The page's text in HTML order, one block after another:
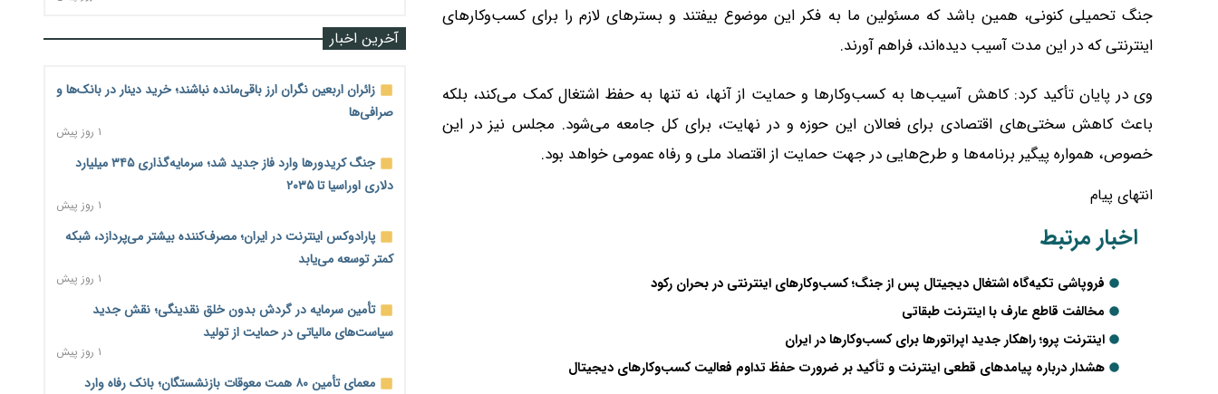
جنگ تحمیلی کنونی، همین باشد که مسئولین ما به فکر این موضوع بیفتند و بستر‌های لازم را برای کسب‌وکار‌های
اینترنتی که در این مدت آسیب دیده‌اند، فراهم آورند.
وی در پایان تأکید کرد: کاهش آسیب‌ها به کسب‌وکار‌ها و حمایت از آنها، نه تنها به حفظ اشتغال کمک می‌کند، بلکه
باعث کاهش سختی‌های اقتصادی برای فعالان این حوزه و در نهایت، برای کل جامعه می‌شود. مجلس نیز در این
خصوص، همواره پیگیر برنامه‌ها و طرح‌هایی در جهت حمایت از اقتصاد ملی و رفاه عمومی خواهد بود.
انتهای پیام
اخبار مرتبط
فروپاشی تکیه‌گاه اشتغال دیجیتال پس از جنگ؛ کسب‌وکارهای اینترنتی در بحران رکود
مخالفت قاطع عارف با اینترنت طبقاتی
اینترنت پرو؛ راهکار جدید اپراتورها برای کسب‌وکارها در ایران
هشدار درباره پیامدهای قطعی اینترنت و تأکید بر ضرورت حفظ تداوم فعالیت کسب‌وکارهای دیجیتال
آخرین اخبار
زائران اربعین نگران ارز باقی‌مانده نباشند؛ خرید دینار در بانک‌ها و
صرافی‌ها
۱ روز پیش
جنگ کریدورها وارد فاز جدید شد؛ سرمایه‌گذاری ۳۴۵ میلیارد
دلاری اوراسیا تا ۲۰۳۵
۱ روز پیش
پارادوکس اینترنت در ایران؛ مصرف‌کننده بیشتر می‌پردازد، شبکه
کمتر توسعه می‌یابد
۱ روز پیش
تأمین سرمایه در گردش بدون خلق نقدینگی؛ نقش جدید
سیاست‌های مالیاتی در حمایت از تولید
۱ روز پیش
معمای تأمین ۸۰ همت معوقات بازنشستگان؛ بانک رفاه وارد